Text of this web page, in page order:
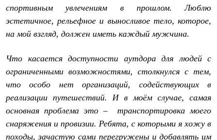
спортивным увлечениям в прошлом. Люблю
эстетичное, рельефное и выносливое тело, которое,
на мой взгляд, должен иметь каждый мужчина.
Что касается доступности аутдора для людей с
ограниченными возможностями, столкнулся с тем,
что особо нет организаций, содействующих в
реализации путешествий. И в моём случае, самая
основная проблема это – транспортировка моего
снаряжения и провизии. Ребята, с которыми я хожу в
походы, зачастую сами перегружены и добавлять им